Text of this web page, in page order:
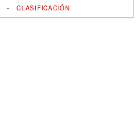
-CLASIFICACIÓN